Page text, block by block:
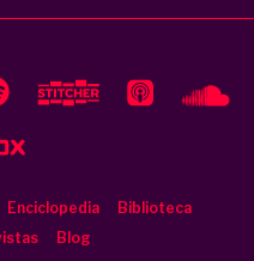
Enciclopedia
Biblioteca
Blog